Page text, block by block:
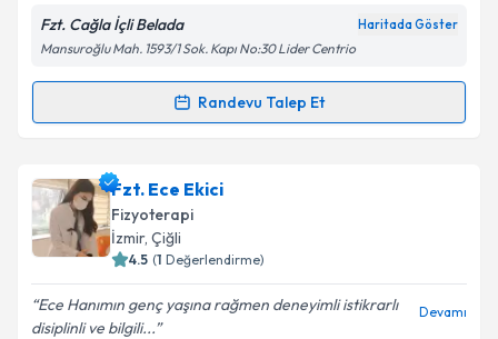
Kişisel verilerimin işlenmesine ilişkin
Aydınlatma
Metni 'ni okudum ve kişisel verilerimin belirtilen
kapsamda işlenmesini kabul ediyorum.
Fzt. Cağla İçli Belada Haritada Göster
Mansuroğlu Mah. 1593/1 Sok. Kapı No:30 Lider Centrio
Randevu Talep Et
Randevu Takvimi Talebi
Fzt. Çağla İçli Belada
oluşturun. Size bu uzmandan randevu almanız için bir
takvim hazırlandığında e-posta ile bilgilendireceğiz.
Fzt. Ece Ekici
Fizyoterapi
İzmir, Çiğli
4.5 (1 Değerlendirme)
Ece Hanımın genç yaşına rağmen deneyimli istikrarlı
disiplinli ve bilgili...
Devamı